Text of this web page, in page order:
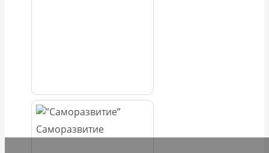
Саморазвитие